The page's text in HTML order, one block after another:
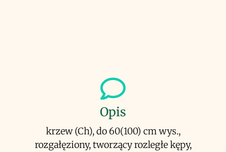
Opis
krzew (Ch), do 60(100) cm wys.,
rozgałęziony, tworzący rozległe kępy,